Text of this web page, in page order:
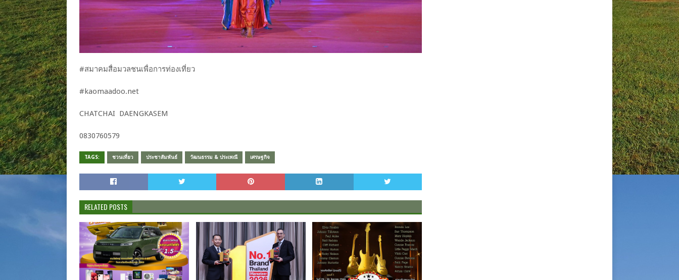
#​สมาคม​สื่อมวลชน​เพื่อ​การ​ท่องเที่ยว
#​kaomaadoo.net
CHATCHAI​ DAENGKASEM
0830760579​
TAGS: ชวนเที่ยว ประชาสัมพันธ์ วัฒนธรรม & ประเพณี เศรษฐกิจ
RELATED POSTS